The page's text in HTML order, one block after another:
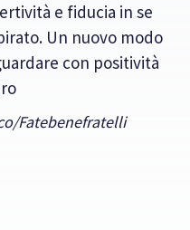
e fiducia in se
Un nuovo modo
con positività
Fatebenefratelli